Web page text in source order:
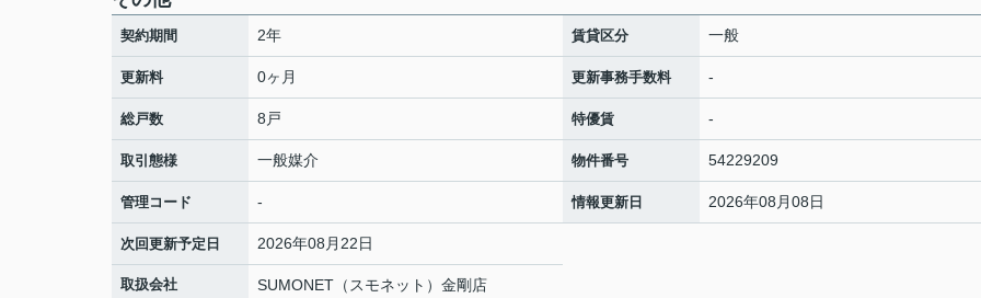
契約期間 2年 賃貸区分 一般
更新料 0ヶ月 更新事務手数料 -
総戸数 8戸 特優賃 -
取引態様 一般媒介 物件番号 54229209
管理コード - 情報更新日 2026年08月08日
次回更新予定日 2026年08月22日
取扱会社
SUMONET（スモネット）金剛店